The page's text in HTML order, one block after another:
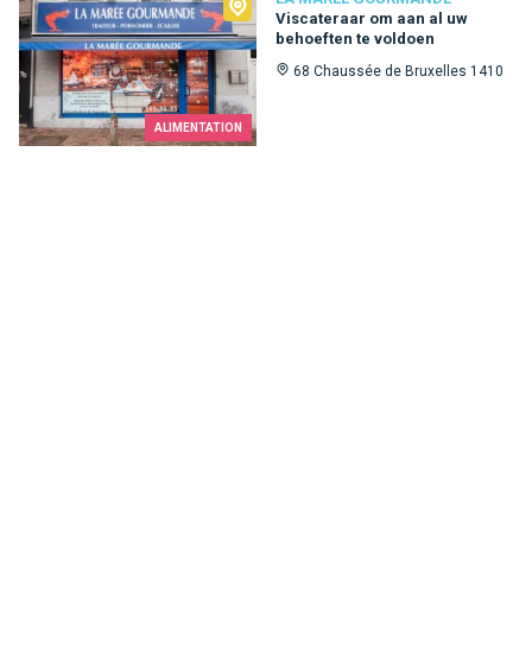
ALIMENTATION
Viscateraar om aan al uw
behoeften te voldoen
68 Chaussée de Bruxelles 1410